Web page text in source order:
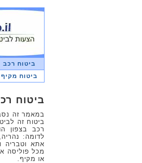
ביטוח רכב
ביטוח מקיף
ביטוח
במאמר זה
ביטוח זה
רכב בצפון
לדומה:
אתא וטבריה
מכל פוליסה
או מקיף.